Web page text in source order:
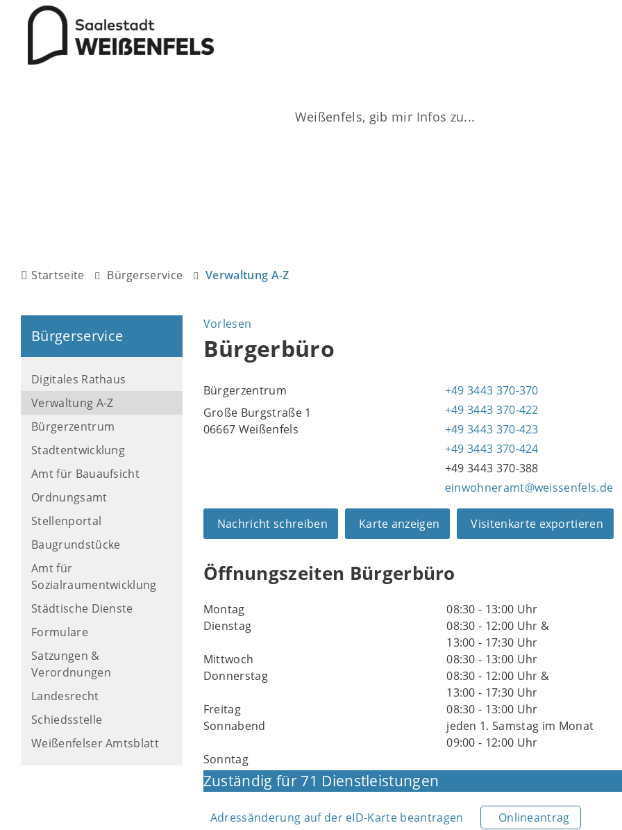
Startseite Bürgerservice Verwaltung A-Z
Bürgerservice
Digitales Rathaus
Verwaltung A-Z
Bürgerzentrum
Stadtentwicklung
Amt für Bauaufsicht
Ordnungsamt
Stellenportal
Baugrundstücke
Amt für
Sozialraumentwicklung
Städtische Dienste
Formulare
Satzungen &
Verordnungen
Landesrecht
Schiedsstelle
Weißenfelser Amtsblatt
Vorlesen
Bürgerbüro
Bürgerzentrum
Große Burgstraße 1
06667 Weißenfels
+49 3443 370-370
+49 3443 370-422
+49 3443 370-423
+49 3443 370-424
+49 3443 370-388
einwohneramt@weissenfels.de
Nachricht schreiben Karte anzeigen Visitenkarte exportieren
Öffnungszeiten Bürgerbüro
Montag
08:30 - 13:00 Uhr
Dienstag
08:30 - 12:00 Uhr &
13:00 - 17:30 Uhr
Mittwoch
08:30 - 13:00 Uhr
Donnerstag
08:30 - 12:00 Uhr &
13:00 - 17:30 Uhr
Freitag
08:30 - 13:00 Uhr
Sonnabend
jeden 1. Samstag im Monat
09:00 - 12:00 Uhr
Sonntag
Zuständig für 71 Dienstleistungen
Adressänderung auf der eID-Karte beantragen
Onlineantrag